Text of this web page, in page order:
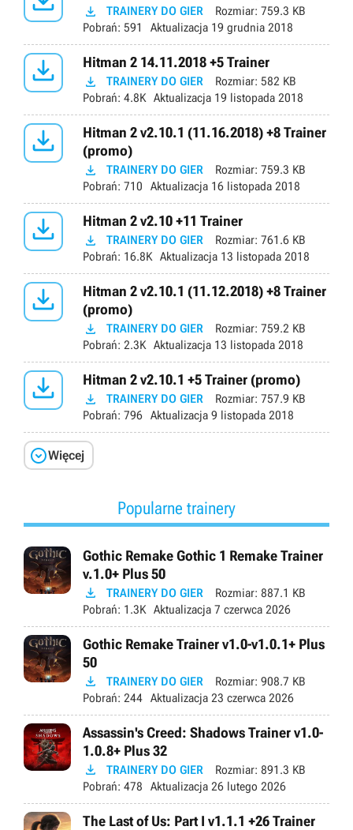
 TRAINERY DO GIER Rozmiar: 759.3 KB
Pobrań: 591 Aktualizacja 19 grudnia 2018
 Hitman 2 14.11.2018 +5 Trainer
 TRAINERY DO GIER Rozmiar: 582 KB
Pobrań: 4.8K Aktualizacja 19 listopada 2018

Hitman 2 v2.10.1 (11.16.2018) +8 Trainer
(promo)
 TRAINERY DO GIER Rozmiar: 759.3 KB
Pobrań: 710 Aktualizacja 16 listopada 2018
 Hitman 2 v2.10 +11 Trainer
 TRAINERY DO GIER Rozmiar: 761.6 KB
Pobrań: 16.8K Aktualizacja 13 listopada 2018

Hitman 2 v2.10.1 (11.12.2018) +8 Trainer
(promo)
 TRAINERY DO GIER Rozmiar: 759.2 KB
Pobrań: 2.3K Aktualizacja 13 listopada 2018
 Hitman 2 v2.10.1 +5 Trainer (promo)
 TRAINERY DO GIER Rozmiar: 757.9 KB
Pobrań: 796 Aktualizacja 9 listopada 2018
Więcej
Popularne trainery
Gothic Remake Gothic 1 Remake Trainer
v.1.0+ Plus 50
 TRAINERY DO GIER Rozmiar: 887.1 KB
Pobrań: 1.3K Aktualizacja 7 czerwca 2026
Gothic Remake Trainer v1.0-v1.0.1+ Plus
50
 TRAINERY DO GIER Rozmiar: 908.7 KB
Pobrań: 244 Aktualizacja 23 czerwca 2026
Assassin's Creed: Shadows Trainer v1.0-
1.0.8+ Plus 32
 TRAINERY DO GIER Rozmiar: 891.3 KB
Pobrań: 478 Aktualizacja 26 lutego 2026
The Last of Us: Part I v1.1.1 +26 Trainer